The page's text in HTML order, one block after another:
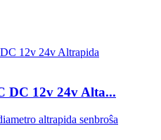
DC 12v 24v Alta...